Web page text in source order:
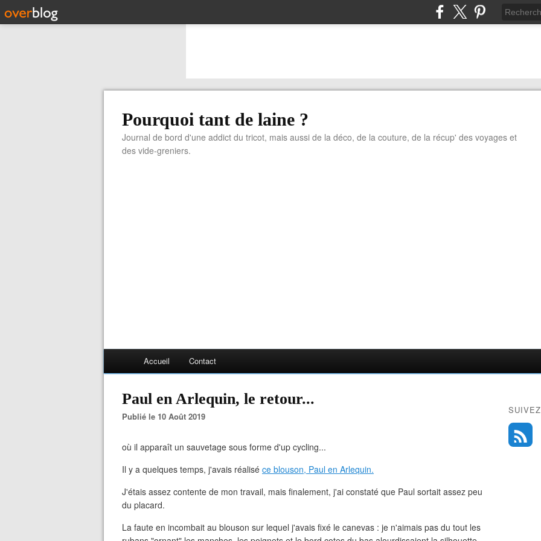
Pourquoi tant de laine ?
Journal de bord d'une addict du tricot, mais aussi de la déco, de la couture, de la récup' des voyages et
des vide-greniers.
Accueil Contact
Paul en Arlequin, le retour...
Publié le 10 Août 2019
où il apparaît un sauvetage sous forme d'up cycling...
Il y a quelques temps, j'avais réalisé ce blouson, Paul en Arlequin.
J'étais assez contente de mon travail, mais finalement, j'ai constaté que Paul sortait assez peu
du placard.
La faute en incombait au blouson sur lequel j'avais fixé le canevas : je n'aimais pas du tout les